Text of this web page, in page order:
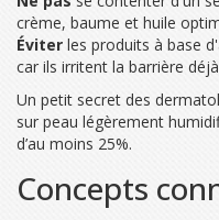
crème, baume et huile
Éviter les produits à base
car ils irritent la barrière
Un petit secret des
sur peau légèrement
d’au moins 25%.
Concepts